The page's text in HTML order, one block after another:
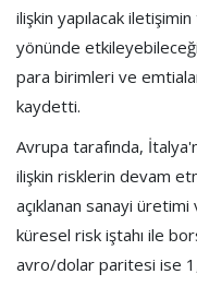
ilişkin yapılacak
yönünde
para birimleri ve
kaydetti.
Avrupa tarafında,
ilişkin risklerin devam
açıklanan sanayi
küresel risk iştahı ile
avro/dolar paritesi ise